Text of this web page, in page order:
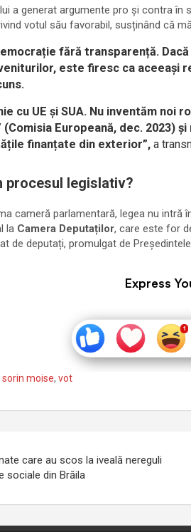
a generat argumente pro și contra în
votul său favorabil, susținând că
fără transparență.
este firesc ca aceeași
cu UE și SUA. Nu inventăm noi
(Comisia Europeană, dec. 2023)
finanțate din exterior”, a
procesul legislativ?
cameră parlamentară, legea nu intră
la Camera Deputaților, care este for
de deputați, promulgat de
Express
sorin moise, vot
care au scos la iveală nereguli
sociale din Brăila